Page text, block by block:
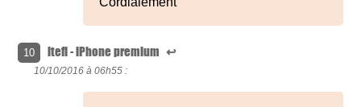
10 ltefi - iPhone premium ↩
10/10/2016 à 06h55 :